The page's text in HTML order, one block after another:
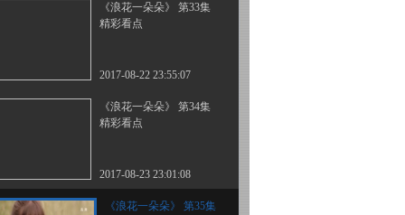
《浪花一朵朵》 第33集
精彩看点
2017-08-22 23:55:07
《浪花一朵朵》 第34集
精彩看点
2017-08-23 23:01:08
《浪花一朵朵》 第35集